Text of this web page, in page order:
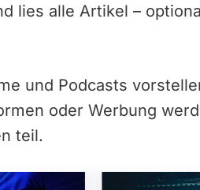
lies alle Artikel –
und Podcasts
oder Werbung
teil.